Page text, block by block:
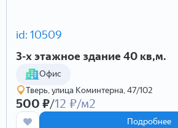
id: 10509
3-х этажное здание 40 кв,м.
Офис
Тверь, улица Коминтерна, 47/102
Подробнее
500 ₽/12 ₽/м2